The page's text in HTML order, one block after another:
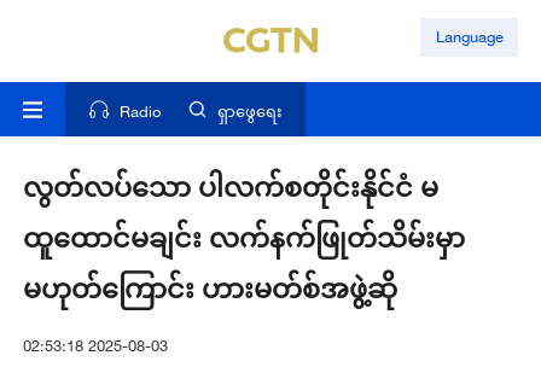
Language
Radio ရှာဖွေရေး
လွတ်လပ်သော ပါလက်စတိုင်းနိုင်ငံ မ
ထူထောင်မချင်း လက်နက်ဖြုတ်သိမ်းမှာ
မဟုတ်ကြောင်း ဟားမတ်စ်အဖွဲ့ဆို
02:53:18 2025-08-03